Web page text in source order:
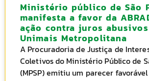
Ministério público de São
manifesta a favor da
ação contra juros
Unimais Metropolitana
A Procuradoria de Justiça de
Coletivos do Ministério Público de
(MPSP) emitiu um parecer